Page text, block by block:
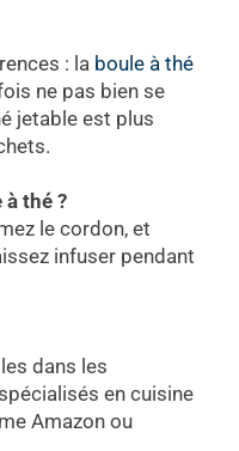
: la boule à thé
ne pas bien se
jetable est plus
thé ?
le cordon, et
infuser pendant
dans les
en cuisine
Amazon ou